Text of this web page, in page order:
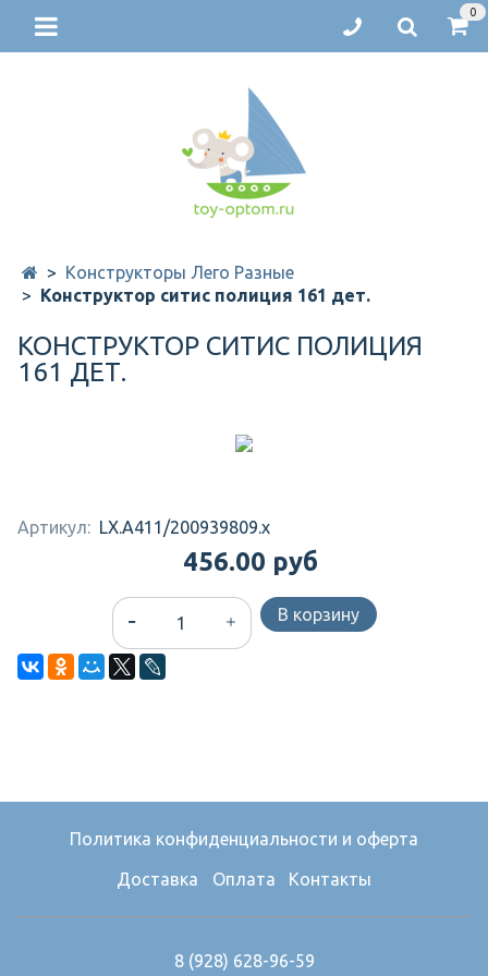
0
Конструкторы Лего Разные
Конструктор ситис полиция 161 дет.
КОНСТРУКТОР СИТИС ПОЛИЦИЯ
161 ДЕТ.
Артикул: LX.A411/200939809.x
456.00 руб
В корзину
Политика конфиденциальности и оферта
Доставка Оплата Контакты
8 (928) 628-96-59